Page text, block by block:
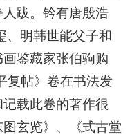
跋。钤有唐殷浩
、明韩世能父子和
鉴藏家张伯驹购
复帖》卷在书法发
载此卷的著作很
玄览》、《式古堂